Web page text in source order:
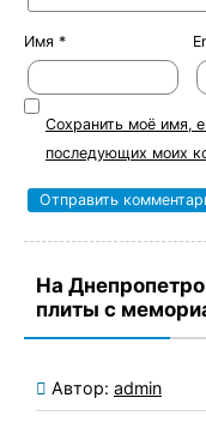
Имя *
Сохранить моё имя,
последующих моих
На
плиты с
Автор: admin